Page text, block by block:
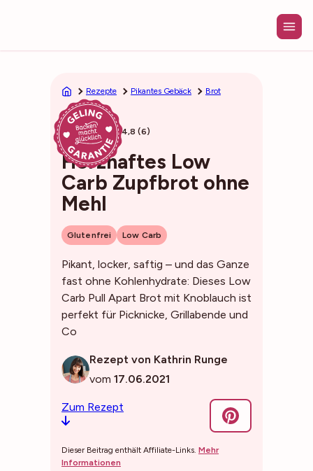
Rezepte Pikantes Gebäck Brot
45min 4,8 (6)
Herzhaftes Low
Carb Zupfbrot ohne
Mehl
Glutenfrei Low Carb
Pikant, locker, saftig – und das Ganze
fast ohne Kohlenhydrate: Dieses Low
Carb Pull Apart Brot mit Knoblauch ist
perfekt für Picknicke, Grillabende und
Co
Rezept von Kathrin Runge
vom 17.06.2021
Zum Rezept
Dieser Beitrag enthält Affiliate-Links. Mehr
Informationen